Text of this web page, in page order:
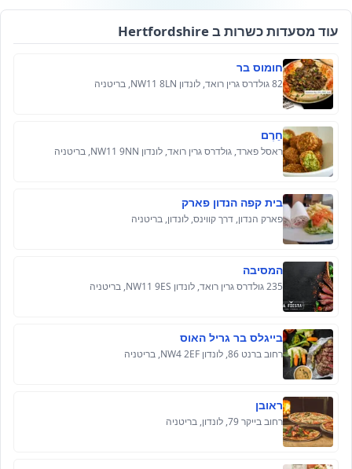
עוד מסעדות כשרות ב Hertfordshire
חומוס בר
82 גולדרס גרין רואד, לונדון NW11 8LN, בריטניה
חֵרֶם
ראסל פארד, גולדרס גרין רואד, לונדון NW11 9NN, בריטניה
בית קפה הנדון פארק
פארק הנדון, דרך קווינס, לונדון, בריטניה
המסיבה
235 גולדרס גרין רואד, לונדון NW11 9ES, בריטניה
בייגלס בר גריל האוס
רחוב ברנט 86, לונדון NW4 2EF, בריטניה
ראובן
רחוב בייקר 79, לונדון, בריטניה